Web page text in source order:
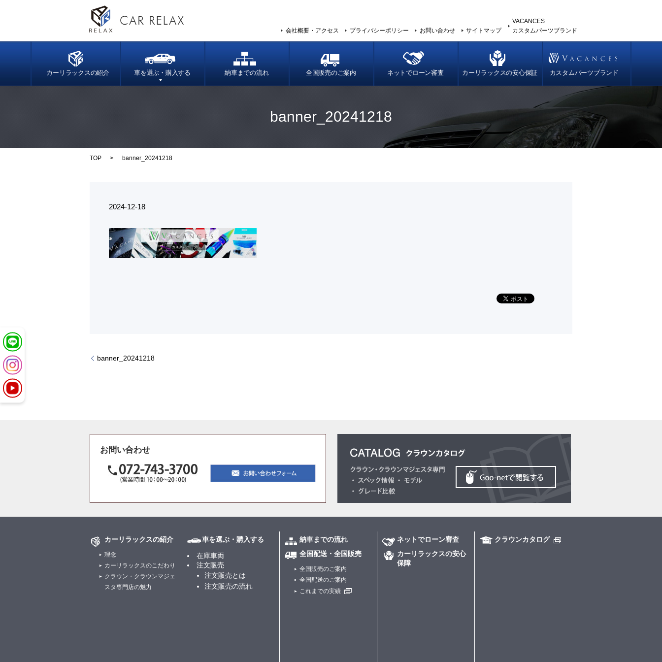
会社概要・アクセス プライバシーポリシー お問い合わせ サイトマップ
VACANCES
カスタムパーツブランド
カーリラックスの紹介 車を選ぶ・購入する 納車までの流れ 全国販売のご案内 ネットでローン審査 カーリラックスの安心保証 カスタムパーツブランド
banner_20241218
TOP banner_20241218
2024-12-18
banner_20241218
お問い合わせ
カーリラックスの紹介
理念
カーリラックスのこだわり
クラウン・クラウンマジェ
スタ専門店の魅力
車を選ぶ・購入する
在庫車両
注文販売
注文販売とは
注文販売の流れ
納車までの流れ
全国配送・全国販売
全国販売のご案内
全国配送のご案内
これまでの実績
ネットでローン審査
カーリラックスの安心
保障
クラウンカタログ